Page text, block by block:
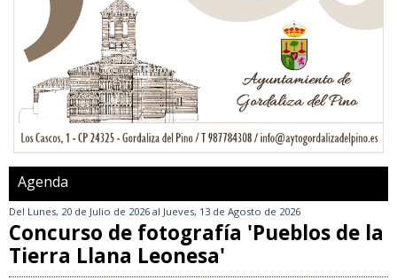
Agenda
Del Lunes, 20 de Julio de 2026 al Jueves, 13 de Agosto de 2026
Concurso de fotografía 'Pueblos de la
Tierra Llana Leonesa'